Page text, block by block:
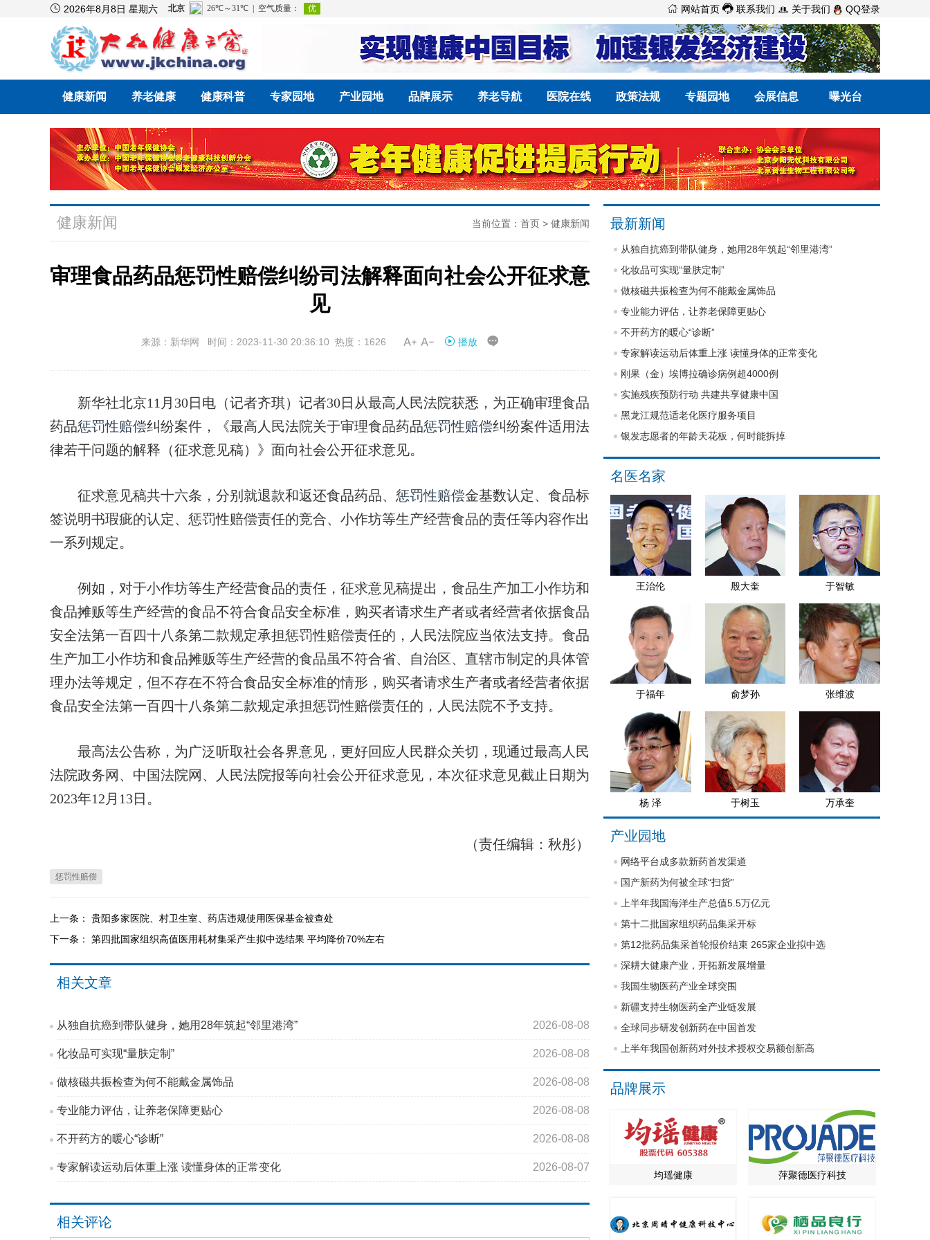
 2026年8月8日 星期六  网站首页  联系我们  关于我们 QQ登录
健康新闻 养老健康 健康科普 专家园地 产业园地 品牌展示 养老导航 医院在线 政策法规 专题园地 会展信息 曝光台
健康新闻 当前位置： 首页 > 健康新闻
审理食品药品惩罚性赔偿纠纷司法解释面向社会公开征求意
见
来源：新华网 时间：2023-11-30 20:36:10 热度：1626  播放 
新华社北京11月30日电（记者齐琪）记者30日从最高人民法院获悉，为正确审理食品
药品惩罚性赔偿纠纷案件，《最高人民法院关于审理食品药品惩罚性赔偿纠纷案件适用法
律若干问题的解释（征求意见稿）》面向社会公开征求意见。
征求意见稿共十六条，分别就退款和返还食品药品、 惩罚性赔偿金基数认定、食品标
签说明书瑕疵的认定、惩罚性赔偿责任的竞合、小作坊等生产经营食品的责任等内容作出
一系列规定。
例如，对于小作坊等生产经营食品的责任，征求意见稿提出，食品生产加工小作坊和
食品摊贩等生产经营的食品不符合食品安全标准，购买者请求生产者或者经营者依据食品
安全法第一百四十八条第二款规定承担惩罚性赔偿责任的，人民法院应当依法支持。食品
生产加工小作坊和食品摊贩等生产经营的食品虽不符合省、自治区、直辖市制定的具体管
理办法等规定，但不存在不符合食品安全标准的情形，购买者请求生产者或者经营者依据
食品安全法第一百四十八条第二款规定承担惩罚性赔偿责任的，人民法院不予支持。
最高法公告称，为广泛听取社会各界意见，更好回应人民群众关切，现通过最高人民
法院政务网、中国法院网、人民法院报等向社会公开征求意见，本次征求意见截止日期为
2023年12月13日。
（责任编辑：秋彤）
惩罚性赔偿
上一条： 贵阳多家医院、村卫生室、药店违规使用医保基金被查处
下一条： 第四批国家组织高值医用耗材集采产生拟中选结果 平均降价70%左右
相关文章
从独自抗癌到带队健身，她用28年筑起“邻里港湾” 2026-08-08
化妆品可实现“量肤定制” 2026-08-08
做核磁共振检查为何不能戴金属饰品 2026-08-08
专业能力评估，让养老保障更贴心 2026-08-08
不开药方的暖心“诊断” 2026-08-08
专家解读运动后体重上涨 读懂身体的正常变化 2026-08-07
相关评论
最新新闻
从独自抗癌到带队健身，她用28年筑起“邻里港湾”
化妆品可实现“量肤定制”
做核磁共振检查为何不能戴金属饰品
专业能力评估，让养老保障更贴心
不开药方的暖心“诊断”
专家解读运动后体重上涨 读懂身体的正常变化
刚果（金）埃博拉确诊病例超4000例
实施残疾预防行动 共建共享健康中国
黑龙江规范适老化医疗服务项目
银发志愿者的年龄天花板，何时能拆掉
名医名家
王治伦 殷大奎 于智敏
于福年 俞梦孙 张维波
杨 泽 于树玉 万承奎
产业园地
网络平台成多款新药首发渠道
国产新药为何被全球“扫货”
上半年我国海洋生产总值5.5万亿元
第十二批国家组织药品集采开标
第12批药品集采首轮报价结束 265家企业拟中选
深耕大健康产业，开拓新发展增量
我国生物医药产业全球突围
新疆支持生物医药全产业链发展
全球同步研发创新药在中国首发
上半年我国创新药对外技术授权交易额创新高
品牌展示
均瑶健康 萍聚德医疗科技